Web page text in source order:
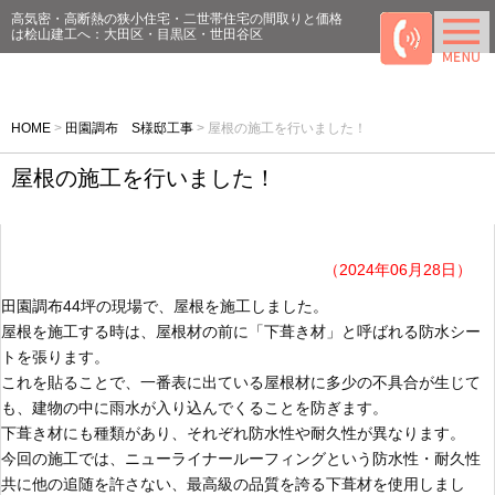
高気密・高断熱の狭小住宅・二世帯住宅の間取りと価格
は桧山建工へ：大田区・目黒区・世田谷区
HOME > 田園調布 S様邸工事 > 屋根の施工を行いました！
屋根の施工を行いました！
（2024年06月28日）
田園調布44坪の現場で、屋根を施工しました。
屋根を施工する時は、屋根材の前に「下葺き材」と呼ばれる防水シー
トを張ります。
これを貼ることで、一番表に出ている屋根材に多少の不具合が生じて
も、建物の中に雨水が入り込んでくることを防ぎます。
下葺き材にも種類があり、それぞれ防水性や耐久性が異なります。
今回の施工では、ニューライナールーフィングという防水性・耐久性
共に他の追随を許さない、最高級の品質を誇る下葺材を使用しまし